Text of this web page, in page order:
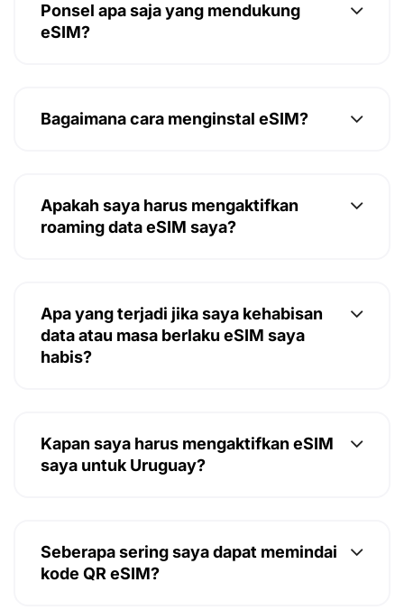
Ponsel apa saja yang mendukung
eSIM?
Bagaimana cara menginstal eSIM?
Apakah saya harus mengaktifkan
roaming data eSIM saya?
Apa yang terjadi jika saya kehabisan
data atau masa berlaku eSIM saya
habis?
Kapan saya harus mengaktifkan eSIM
saya untuk Uruguay?
Seberapa sering saya dapat memindai
kode QR eSIM?